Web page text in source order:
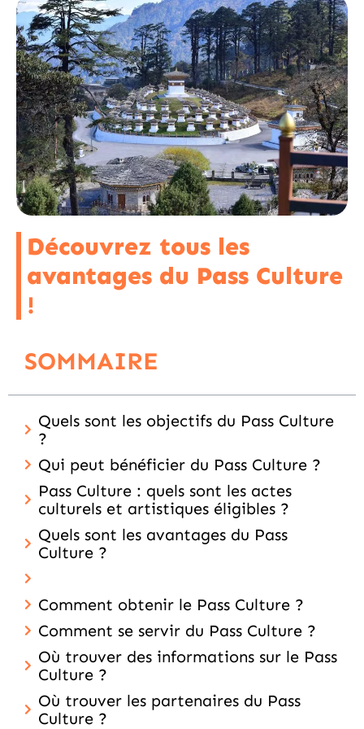
Découvrez tous les
avantages du Pass Culture
!
SOMMAIRE
Quels sont les objectifs du Pass Culture
?
Qui peut bénéficier du Pass Culture ?
Pass Culture : quels sont les actes
culturels et artistiques éligibles ?
Quels sont les avantages du Pass
Culture ?
Comment obtenir le Pass Culture ?
Comment se servir du Pass Culture ?
Où trouver des informations sur le Pass
Culture ?
Où trouver les partenaires du Pass
Culture ?